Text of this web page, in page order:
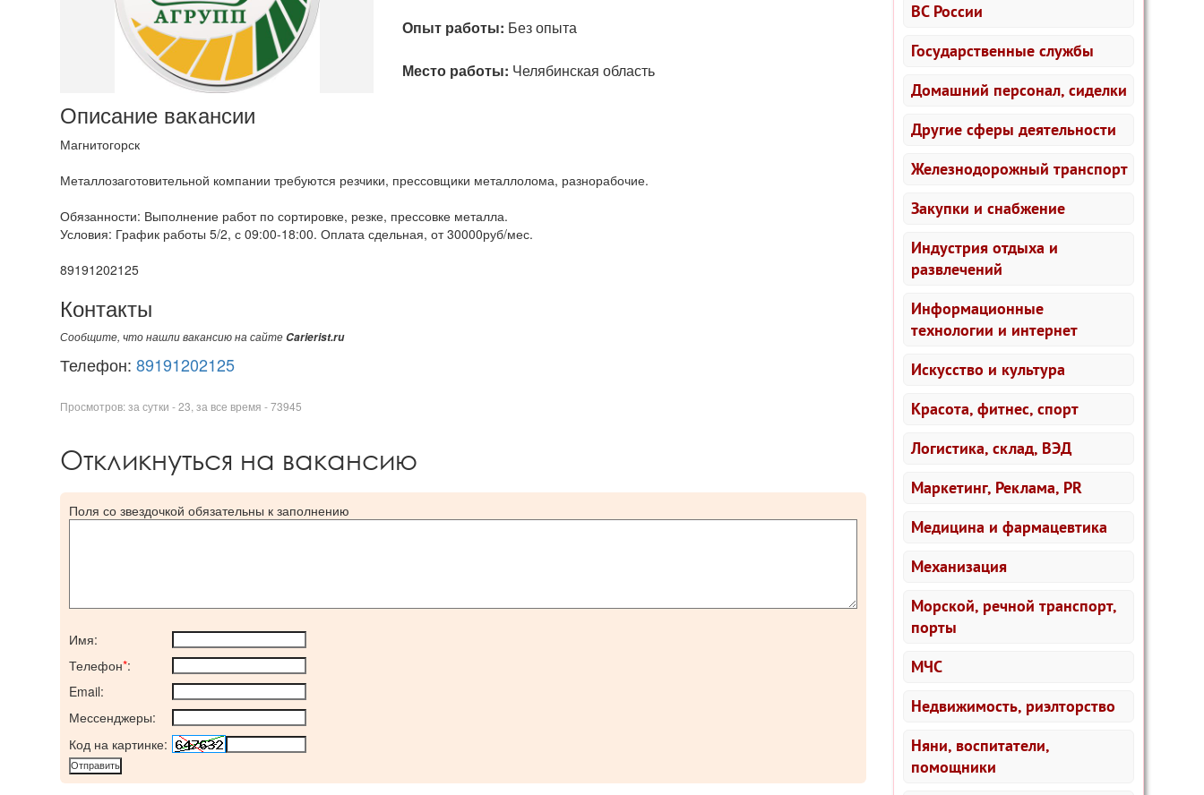
ВС России
Государственные службы
Домашний персонал, сиделки
Другие сферы деятельности
Железнодорожный транспорт
Закупки и снабжение
Индустрия отдыха и
развлечений
Информационные
технологии и интернет
Искусство и культура
Красота, фитнес, спорт
Логистика, склад, ВЭД
Маркетинг, Реклама, PR
Медицина и фармацевтика
Механизация
Морской, речной транспорт,
порты
МЧС
Недвижимость, риэлторство
Няни, воспитатели,
помощники
Опыт работы: Без опыта
Место работы: Челябинская область
Описание вакансии
Магнитогорск
Металлозаготовительной компании требуются резчики, прессовщики металлолома, разнорабочие.
Обязанности: Выполнение работ по сортировке, резке, прессовке металла.
Условия: График работы 5/2, с 09:00-18:00. Оплата сдельная, от 30000руб/мес.
89191202125
Контакты
Сообщите, что нашли вакансию на сайте Carierist.ru
Телефон: 89191202125
Просмотров: за сутки - 23, за все время - 73945
Откликнуться на вакансию
Поля со звездочкой обязательны к заполнению
Имя:
Телефон*:
Email:
Мессенджеры:
Код на картинке: